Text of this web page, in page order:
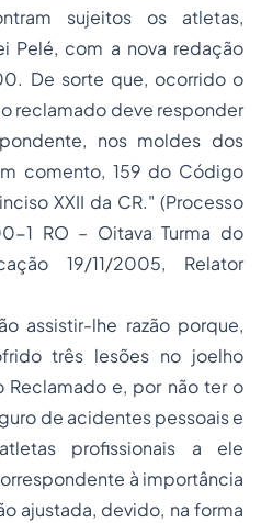
sujeitos os atletas,
Pelé, com a nova redação
De sorte que, ocorrido o
reclamado deve responder
nos moldes dos
comento, 159 do Código
XXII da CR." (Processo
1 RO – Oitava Turma do
19/11/2005, Relator
assistir-lhe razão porque,
três lesões no joelho
Reclamado e, por não ter o
de acidentes pessoais e
profissionais a ele
à importância
ajustada, devido, na forma